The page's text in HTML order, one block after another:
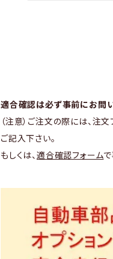
適合確認は必ず事前にお問
（注意）ご注文の際には、注
ご記入下さい。
もしくは、 適合確認フォーム